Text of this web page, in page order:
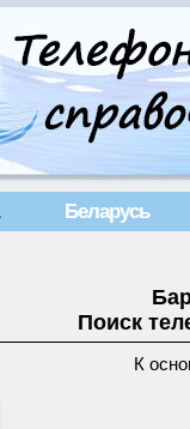
Беларусь
Поиск
К